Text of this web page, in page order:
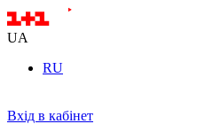
UA
RU
Вхід в кабінет